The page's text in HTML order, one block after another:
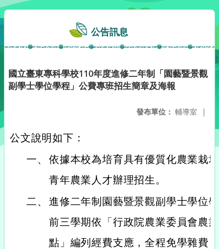
公告訊息
國立臺東專科學校110年度進修二年制「園藝暨景觀
副學士學位學程」公費專班招生簡章及海報
發布單位： 輔導室 |
公文說明如下：
一、 依據本校為培育具有優質化農業栽
青年農業人才辦理招生。
二、 進修二年制園藝暨景觀副學士學位
前三學期依「行政院農業委員會農
點」編列經費支應，全程免學雜費